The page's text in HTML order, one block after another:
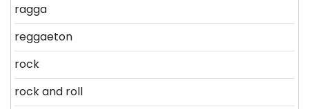
ragga
reggaeton
rock
rock and roll